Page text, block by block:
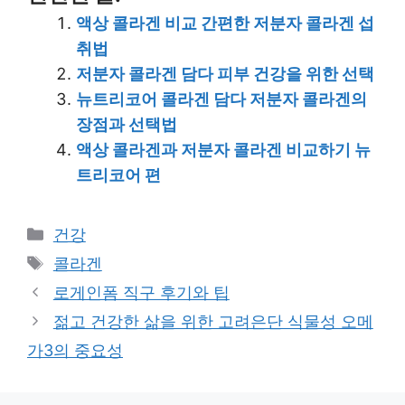
액상 콜라겐 비교 간편한 저분자 콜라겐 섭
취법
저분자 콜라겐 담다 피부 건강을 위한 선택
뉴트리코어 콜라겐 담다 저분자 콜라겐의
장점과 선택법
액상 콜라겐과 저분자 콜라겐 비교하기 뉴
트리코어 편
Categories
건강
Tags
콜라겐
로게인폼 직구 후기와 팁
젊고 건강한 삶을 위한 고려은단 식물성 오메
가3의 중요성